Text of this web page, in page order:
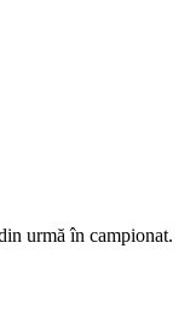
urmă în campionat.